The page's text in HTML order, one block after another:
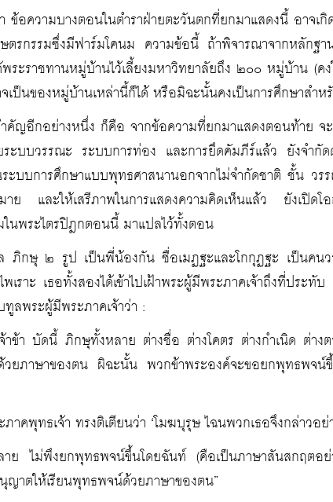
ข้อความบางตอนในตำราฝ่ายตะวันตกที่ยกมาแสดงนี้ อาจเกิ
ษตรกรรมซึ่งมีฟาร์มโคนม ความข้อนี้ ถ้าพิจารณาจากหลัก
ระราชทานหมู่บ้านไว้เลี้ยงมหาวิทยาลัยถึง ๒๐๐ หมู่บ้าน (คง
เป็นของหมู่บ้านเหล่านี้ก็ได้ หรือมิฉะนั้นคงเป็นการศึกษาสำ
คัญอีกอย่างหนึ่ง ก็คือ จากข้อความที่ยกมาแสดงตอนท้าย
ะบบวรรณะ ระบบการท่อง และการยึดคัมภีร์แล้ว ยังจำกัด
ะบบการศึกษาแบบพุทธศาสนานอกจากไม่จำกัดชาติ ชั้น วร
าย และให้เสรีภาพในการแสดงความคิดเห็นแล้ว ยังเปิดโอ
ในพระไตรปิฎกตอนนี้ มาแปลไว้ทั้งตอน
ภิกษุ ๒ รูป เป็นพี่น้องกัน ชื่อเมฏฐะและโกกุฏฐะ เป็นคน
เราะ เธอทั้งสองได้เข้าไปเฝ้าพระผู้มีพระภาคเจ้าถึงที่ปร
ทูลพระผู้มีพระภาคเจ้าว่า :
าข้า บัดนี้ ภิกษุทั้งหลาย ต่างชื่อ ต่างโคตร ต่างกำเนิด ต่า
ยภาษาของตน ผิฉะนั้น พวกข้าพระองค์จะขอยกพุทธพจน์
าคพุทธเจ้า ทรงติเตียนว่า ‘โมฆบุรุษ ไฉนพวกเธอจึงกล่าว
าย ไม่พึงยกพุทธพจน์ขึ้นโดยฉันท์ (คือเป็นภาษาสันสกฤต
ญาตให้เรียนพุทธพจน์ด้วยภาษาของตน”